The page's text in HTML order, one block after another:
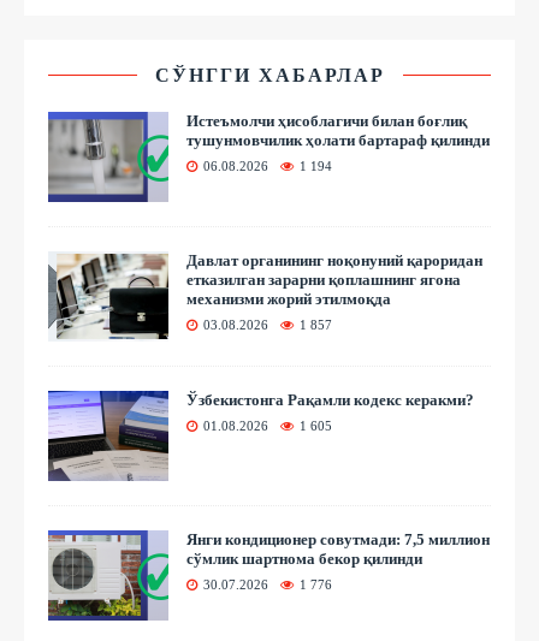
СЎНГГИ ХАБАРЛАР
Истеъмолчи ҳисоблагичи билан боғлиқ
тушунмовчилик ҳолати бартараф қилинди
06.08.2026 1 194
Давлат органининг ноқонуний қароридан
етказилган зарарни қоплашнинг ягона
механизми жорий этилмоқда
03.08.2026 1 857
Ўзбекистонга Рақамли кодекс керакми?
01.08.2026 1 605
Янги кондиционер совутмади: 7,5 миллион
сўмлик шартнома бекор қилинди
30.07.2026 1 776